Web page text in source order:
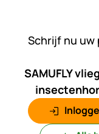
Schrijf nu uw
SAMUFLY